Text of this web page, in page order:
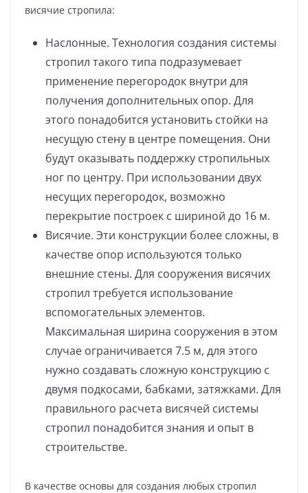
висячие стропила:
Наслонные. Технология создания системы
стропил такого типа подразумевает
применение перегородок внутри для
получения дополнительных опор. Для
этого понадобится установить стойки на
несущую стену в центре помещения. Они
будут оказывать поддержку стропильных
ног по центру. При использовании двух
несущих перегородок, возможно
перекрытие построек с шириной до 16 м.
Висячие. Эти конструкции более сложны, в
качестве опор используются только
внешние стены. Для сооружения висячих
стропил требуется использование
вспомогательных элементов.
Максимальная ширина сооружения в этом
случае ограничивается 7.5 м, для этого
нужно создавать сложную конструкцию с
двумя подкосами, бабками, затяжками. Для
правильного расчета висячей системы
стропил понадобится знания и опыт в
строительстве.
В качестве основы для создания любых стропил